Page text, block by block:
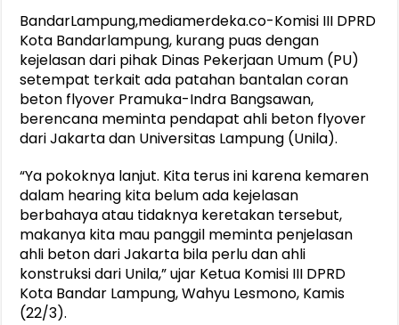
BandarLampung,mediamerdeka.co-Komisi III DPRD
Kota Bandarlampung, kurang puas dengan
kejelasan dari pihak Dinas Pekerjaan Umum (PU)
setempat terkait ada patahan bantalan coran
beton flyover Pramuka-Indra Bangsawan,
berencana meminta pendapat ahli beton flyover
dari Jakarta dan Universitas Lampung (Unila).
“Ya pokoknya lanjut. Kita terus ini karena kemaren
dalam hearing kita belum ada kejelasan
berbahaya atau tidaknya keretakan tersebut,
makanya kita mau panggil meminta penjelasan
ahli beton dari Jakarta bila perlu dan ahli
konstruksi dari Unila,” ujar Ketua Komisi III DPRD
Kota Bandar Lampung, Wahyu Lesmono, Kamis
(22/3).